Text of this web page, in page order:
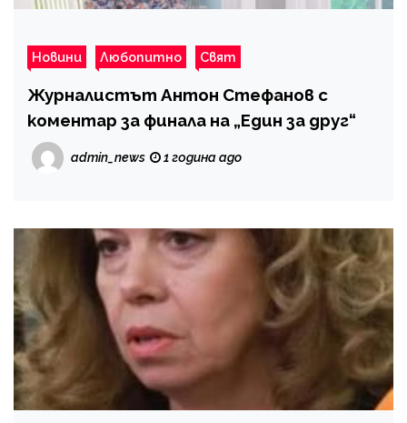
Новини Любопитно Свят
Журналистът Антон Стефанов с
коментар за финала на „Един за друг“
admin_news 1 година ago